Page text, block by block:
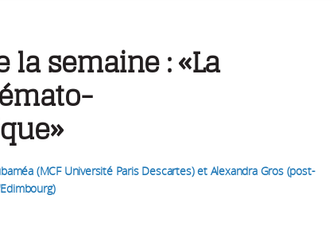
la semaine : «La
(MCF Université Paris Descartes) et Alexandra Gros (post-